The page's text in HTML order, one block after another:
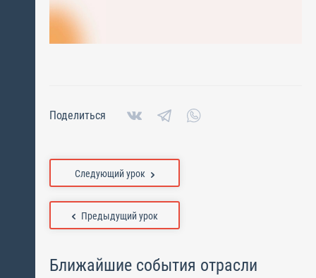
Поделиться
Предыдущий урок
Следующий урок
Ближайшие события отрасли